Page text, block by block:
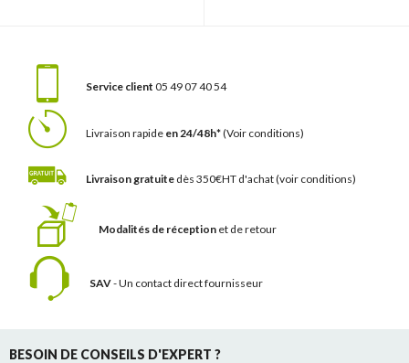
Service client 05 49 07 40 54
Livraison rapide en 24/48h*(Voir conditions)
Livraison gratuite dès 350€HT d'achat(voir conditions)
Modalités de réception et de retour
SAV- Un contact direct fournisseur
BESOIN DE CONSEILS D'EXPERT ?